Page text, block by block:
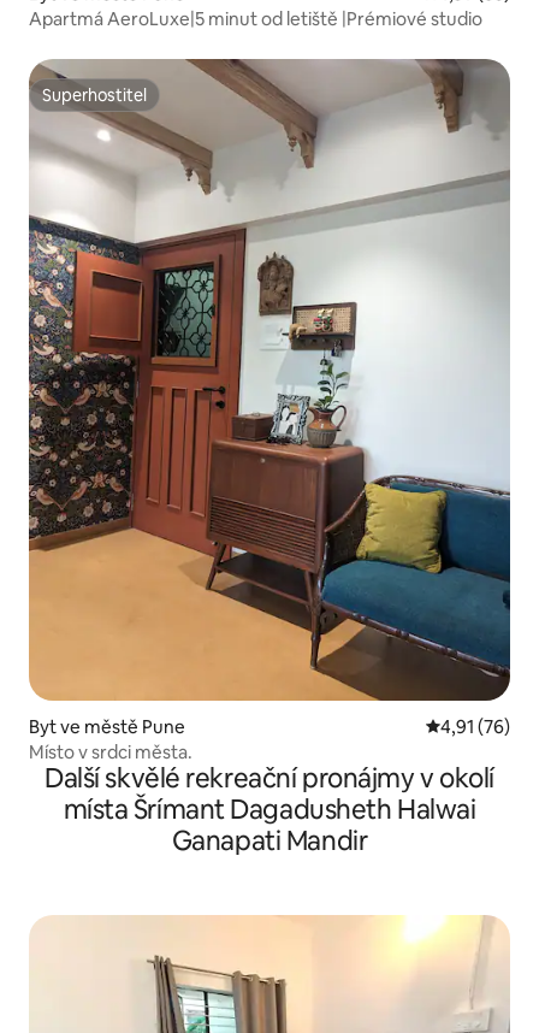
Apartmá AeroLuxe|5 minut od letiště |Prémiové studio
Superhostitel
Superhostitel
Byt ve městě Pune Průměrné
4,91 (76)
Místo v srdci města.
Další skvělé rekreační pronájmy v okolí
místa Šrímant Dagadusheth Halwai
Ganapati Mandir